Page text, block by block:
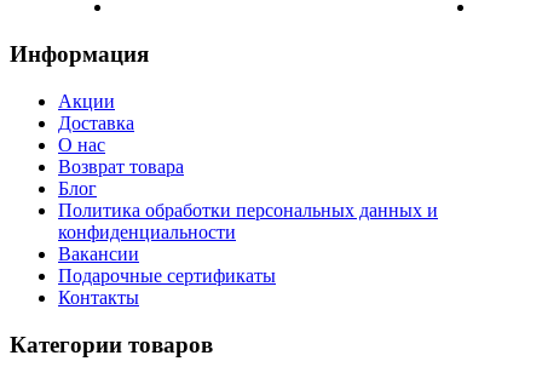
Информация
Акции
Доставка
О нас
Возврат товара
Блог
Политика обработки персональных данных и
конфиденциальности
Вакансии
Подарочные сертификаты
Контакты
Категории товаров